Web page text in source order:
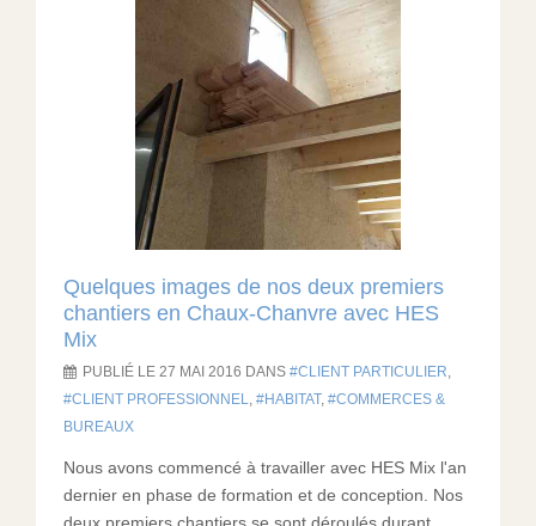
Quelques images de nos deux premiers
chantiers en Chaux-Chanvre avec HES
Mix
PUBLIÉ LE 27 MAI 2016 DANS CLIENT PARTICULIER
CLIENT PROFESSIONNEL
HABITAT,
COMMERCES &
BUREAUX
Nous avons commencé à travailler avec HES Mix l'an
dernier en phase de formation et de conception. Nos